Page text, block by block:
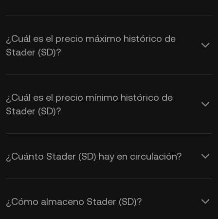
KuCoin proporciona actualizaciones de
precios de USD en tiempo real para
Stader (SD). El valor de Stader se ve
mercado. Usa la Calculadora de KuCoin
para ver los tipos de cambio de
USD en tiempo real.
¿Cuál es el precio máximo histórico de
Stader (SD)?
¿Cuál es el precio mínimo histórico de
Stader (SD)?
¿Cuánto Stader (SD) hay en circulación?
¿Cómo almaceno Stader (SD)?